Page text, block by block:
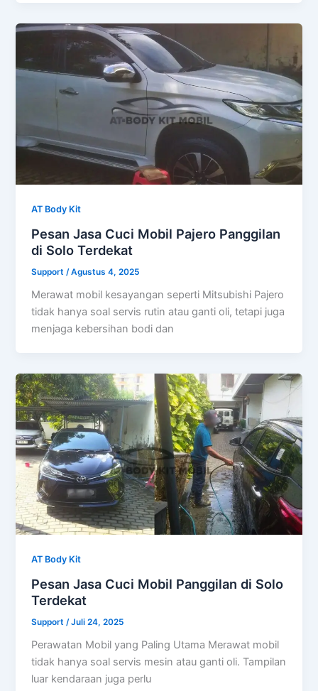
AT Body Kit
Pesan Jasa Cuci Mobil Pajero Panggilan
di Solo Terdekat
Support /Agustus 4, 2025
Merawat mobil kesayangan seperti Mitsubishi Pajero
tidak hanya soal servis rutin atau ganti oli, tetapi juga
menjaga kebersihan bodi dan
AT Body Kit
Pesan Jasa Cuci Mobil Panggilan di Solo
Terdekat
Support /Juli 24, 2025
Perawatan Mobil yang Paling Utama Merawat mobil
tidak hanya soal servis mesin atau ganti oli. Tampilan
luar kendaraan juga perlu